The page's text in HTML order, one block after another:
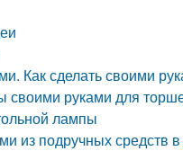
Как сделать своими
своими руками для
лампы
из подручных средств